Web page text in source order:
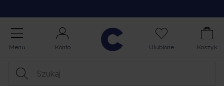
Menu Konto Ulubione Koszyk